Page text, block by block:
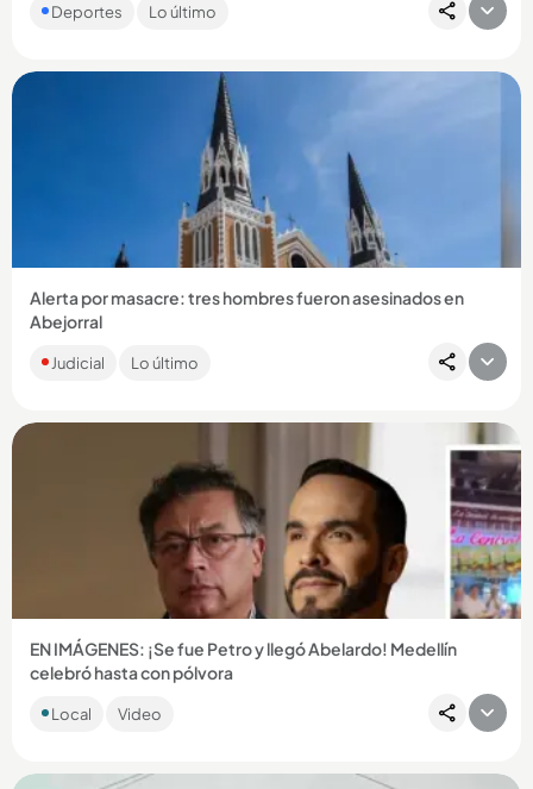
escapar la ventaja y la presea dorada se definió desde el
Deportes Lo último
Compartir Noticia
Alerta por masacre: tres hombres fueron asesinados en
Abejorral
Los hombres, cuyas edades oscilan entre los 20 a 30 años,
habrían sido ultimados por desconocidos que los
Judicial Lo último
Compartir Noticia
EN IMÁGENES: ¡Se fue Petro y llegó Abelardo! Medellín
celebró hasta con pólvora
Una alborada que nadie esperaba en agosto sorprendió a los
paisas. Esta vez, el motivo de la pólvora fue político y
Local Video